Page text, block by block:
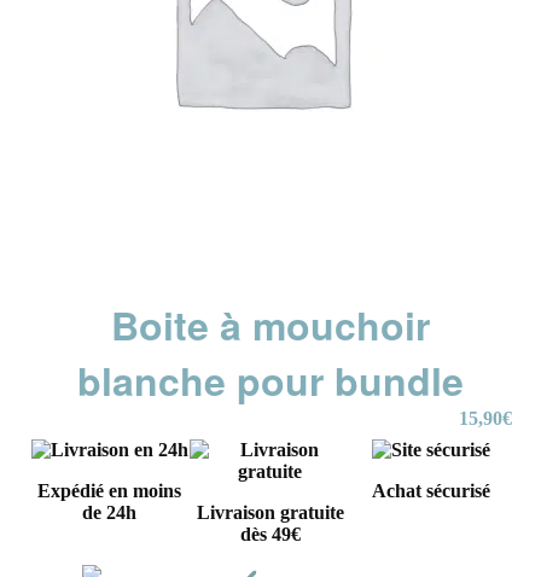
Boite à mouchoir
blanche pour bundle
15,90€
Expédié en moins
de 24h
Livraison gratuite
dès 49€
Achat sécurisé